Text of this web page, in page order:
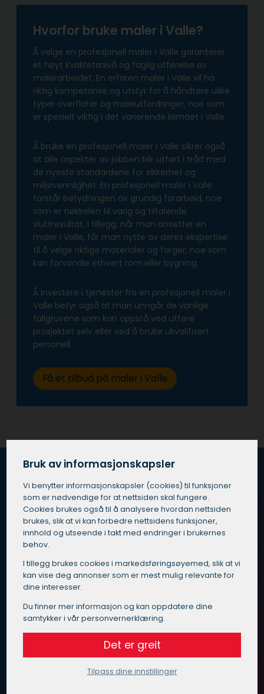
Hvorfor bruke maler i Valle?
Å velge en profesjonell maler i Valle garanterer
et høyt kvalitetsnivå og faglig utførelse av
malerarbeidet. En erfaren maler i Valle vil ha
riktig kompetanse og utstyr for å håndtere ulike
typer overflater og maleutfordringer, noe som
er spesielt viktig i det varierende klimaet i Valle.
Å bruke en profesjonell maler i Valle sikrer også
at alle aspekter av jobben blir utført i tråd med
de nyeste standardene for sikkerhet og
miljøvennlighet. En profesjonell maler i Valle
forstår betydningen av grundig forarbeid, noe
som er nøkkelen til varig og tiltalende
sluttresultat. I tillegg, når man ansetter en
maler i Valle, får man nytte av deres ekspertise
til å velge riktige materialer og farger, noe som
kan forvandle ethvert rom eller bygning.
Å investere i tjenester fra en profesjonell maler i
Valle betyr også at man unngår de vanlige
fallgruvene som kan oppstå ved utføre
prosjektet selv eller ved å bruke ukvalifisert
personell.
Få et tilbud på maler i Valle
Hvordan fungerer Maleoppdrag.no?
Vi vet at du er opptatt av god kvalitet, pris og service
når du skal velge maler i Valle.
Vi har gjort det enkelt for deg – send inn en
henvendelse med beskrivelse av ditt oppdrag til oss, så
finner vi en kvalitetssikret maler i Valle som passer for
deg.
Målet til Maleoppdrag.no er at du skal slippe å måtte
bruke masse tid på å vurdere alle de forskjellige malere
som tar på seg oppdrag i Valle.
Bruk av informasjonskapsler
Vi benytter informasjons­kapsler (cookies) til funksjoner
som er nødvendige for at nettsiden skal fungere.
Cookies brukes også til å analysere hvordan nettsiden
brukes, slik at vi kan forbedre nettsidens funksjoner,
innhold og utseende i takt med endringer i brukernes
behov.
I tillegg brukes cookies i markedsførings­øyemed, slik at vi
kan vise deg annonser som er mest mulig relevante for
dine interesser.
Du finner mer informasjon og kan oppdatere dine
samtykker i vår personvernerklæring.
Det er greit
Tilpass dine innstillinger